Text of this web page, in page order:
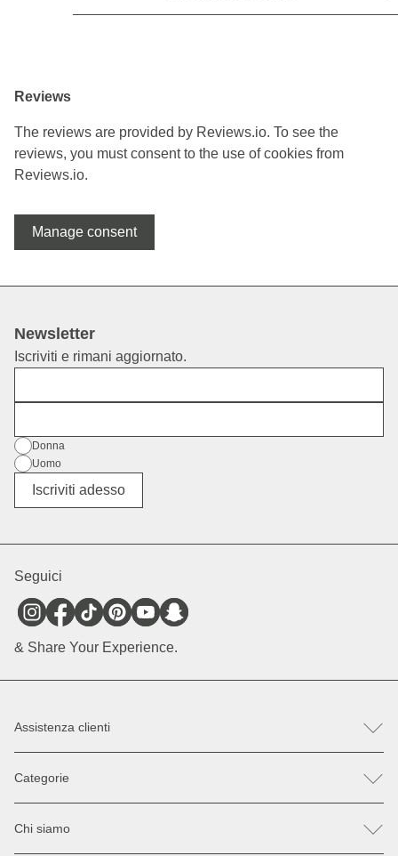
Reviews
The reviews are provided by Reviews.io. To see the
reviews, you must consent to the use of cookies from
Reviews.io.
Manage consent
Newsletter
Iscriviti e rimani aggiornato.
Genere
Donna
Uomo
Altro
Iscriviti adesso
Seguici
& Share Your Experience.
Assistenza clienti
Aiuto e contatto
Registra un reso / reclamo
Parti di ricambio
Categorie
Borse
Occhiali da sole
Chi siamo